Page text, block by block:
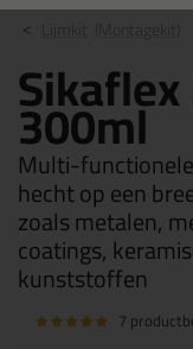
300ml
Multi-
hecht op een
zoals metalen,
coatings,
kunststoffen
7